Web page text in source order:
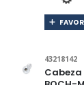
43218142
Cabeza